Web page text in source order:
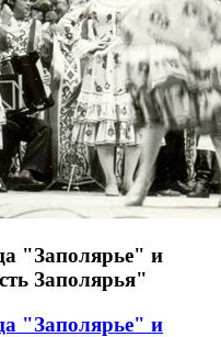
"Заполярье" и
Заполярья"
"Заполярье" и